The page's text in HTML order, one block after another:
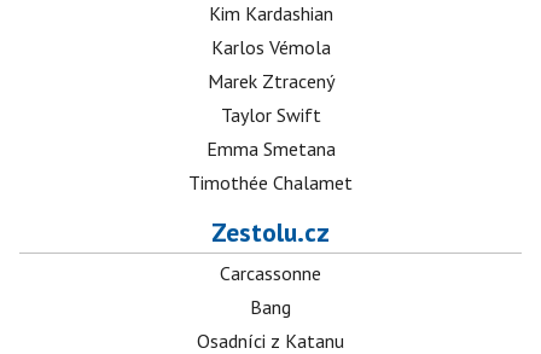
Kim Kardashian
Karlos Vémola
Marek Ztracený
Taylor Swift
Emma Smetana
Timothée Chalamet
Zestolu.cz
Carcassonne
Bang
Osadníci z Katanu